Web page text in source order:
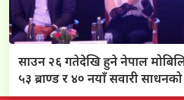
साउन २६ गतेदेखि हुने नेपाल
५३ ब्राण्ड र ४० नयाँ सवारी साधनको